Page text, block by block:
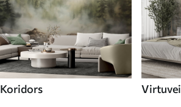
Koridors Virtuvei